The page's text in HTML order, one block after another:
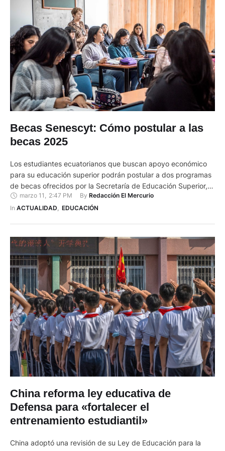
Becas Senescyt: Cómo postular a las
becas 2025
Los estudiantes ecuatorianos que buscan apoyo económico
para su educación superior podrán postular a dos programas
de becas ofrecidos por la Secretaría de Educación Superior,
Ciencia y Tecnología (Senescyt).La convocatoria, que incluye
beneficios para quienes cursan estudios de tercer nivel y
marzo 11 2:47 PM By Redacción El Mercurio
In ACTUALIDAD, EDUCACIÓN
China reforma ley educativa de
Defensa para «fortalecer el
entrenamiento estudiantil»
China adoptó una revisión de su Ley de Educación para la